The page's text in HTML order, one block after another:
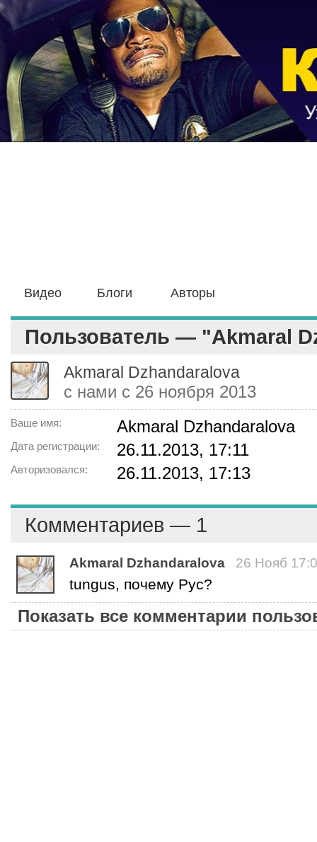
Видео Блоги Авторы
Пользователь — "Akmaral
Akmaral Dzhandaralova
с нами с 26 ноября 2013
Ваше имя: Akmaral Dzhandaralova
Дата регистрации: 26.11.2013, 17:11
Авторизовался: 26.11.2013, 17:13
Комментариев — 1
Akmaral Dzhandaralova 26 Нояб
tungus, почему Рус?
Показать все комментарии